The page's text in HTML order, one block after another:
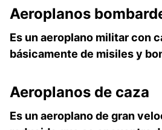
Aeroplanos
Es un aeroplano militar con
básicamente de misiles y
Aeroplanos de caza
Es un aeroplano de gran